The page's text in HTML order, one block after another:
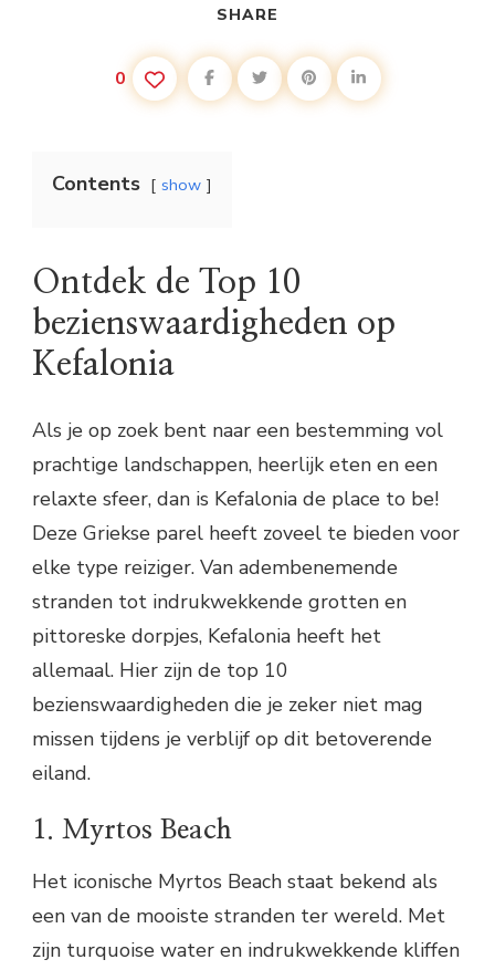
SHARE
0
Contents show
Ontdek de Top 10
bezienswaardigheden op
Kefalonia
Als je op zoek bent naar een bestemming vol
prachtige landschappen, heerlijk eten en een
relaxte sfeer, dan is Kefalonia de place to be!
Deze Griekse parel heeft zoveel te bieden voor
elke type reiziger. Van adembenemende
stranden tot indrukwekkende grotten en
pittoreske dorpjes, Kefalonia heeft het
allemaal. Hier zijn de top 10
bezienswaardigheden die je zeker niet mag
missen tijdens je verblijf op dit betoverende
eiland.
1. Myrtos Beach
Het iconische Myrtos Beach staat bekend als
een van de mooiste stranden ter wereld. Met
zijn turquoise water en indrukwekkende kliffen